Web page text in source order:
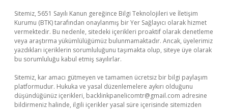
Sitemiz, 5651 Sayılı Kanun gereğince Bilgi Teknolojileri ve İletişim
Kurumu (BTK) tarafından onaylanmış bir Yer Sağlayıcı olarak hizmet
vermektedir. Bu nedenle, sitedeki içerikleri proaktif olarak denetleme
veya araştırma yükümlülüğümüz bulunmamaktadır. Ancak, üyelerimiz
yazdıkları içeriklerin sorumluluğunu taşımakta olup, siteye üye olarak
bu sorumluluğu kabul etmiş sayılırlar.
Sitemiz, kar amacı gütmeyen ve tamamen ücretsiz bir bilgi paylaşım
platformudur. Hukuka ve yasal düzenlemelere aykırı olduğunu
düşündüğünüz içerikleri, backlinkpanelicomtr@gmail.com adresine
bildirmeniz halinde, ilgili içerikler yasal süre içerisinde sitemizden